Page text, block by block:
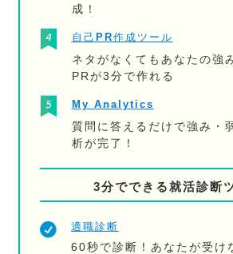
成！
自己PR作成ツール
ネタがなくてもあなたの強
PRが3分で作れる
My Analytics
質問に答えるだけで強み・
析が完了！
3分でできる就活診断
適職診断
60秒で診断！あなたが受け